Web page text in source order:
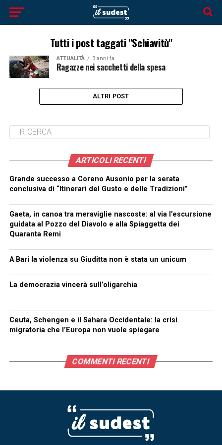
Tutti i post taggati "Schiavitù"
ATTUALITÀ 3 anni fa
Ragazze nei sacchetti della spesa
ALTRI POST
ARTICOLI RECENTI
Grande successo a Coreno Ausonio per la serata
conclusiva di “Itinerari del Gusto e delle Tradizioni”
Gaeta, in canoa tra meraviglie nascoste: al via l’escursione
guidata al Pozzo del Diavolo e alla Spiaggetta dei
Quaranta Remi
A Bari la violenza su Giuditta non è stata un unicum
La democrazia vincerà sull’oligarchia
Ceuta, Schengen e il Sahara Occidentale: la crisi
migratoria che l’Europa non vuole spiegare
COMMENTI RECENTI